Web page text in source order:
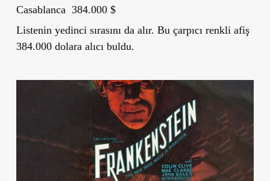
Casablanca 384.000 $
Listenin yedinci sırasını da alır. Bu çarpıcı renkli afiş
384.000 dolara alıcı buldu.